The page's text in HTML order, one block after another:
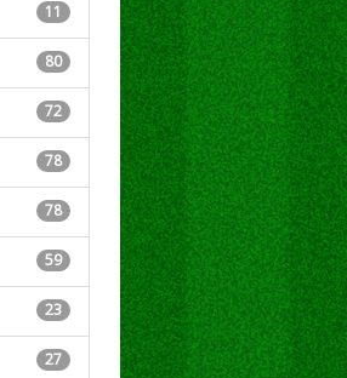
11
80
72
78
78
59
23
27